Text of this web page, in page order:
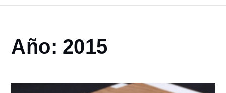
Home
2015
Año: 2015